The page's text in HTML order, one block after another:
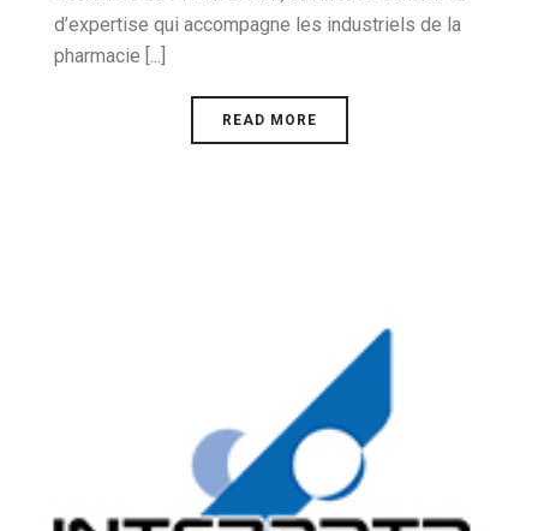
d’expertise qui accompagne les industriels de la
pharmacie [...]
READ MORE